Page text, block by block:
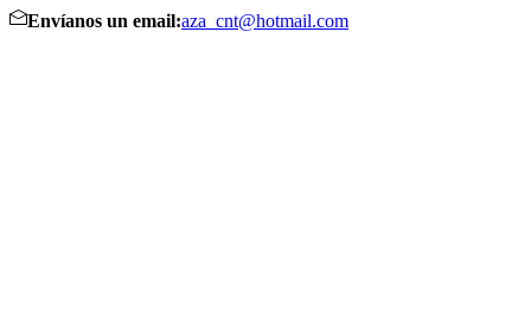
Envíanos un email:aza_cnt@hotmail.com